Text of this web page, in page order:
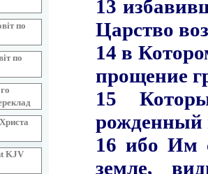
по
по
KJV